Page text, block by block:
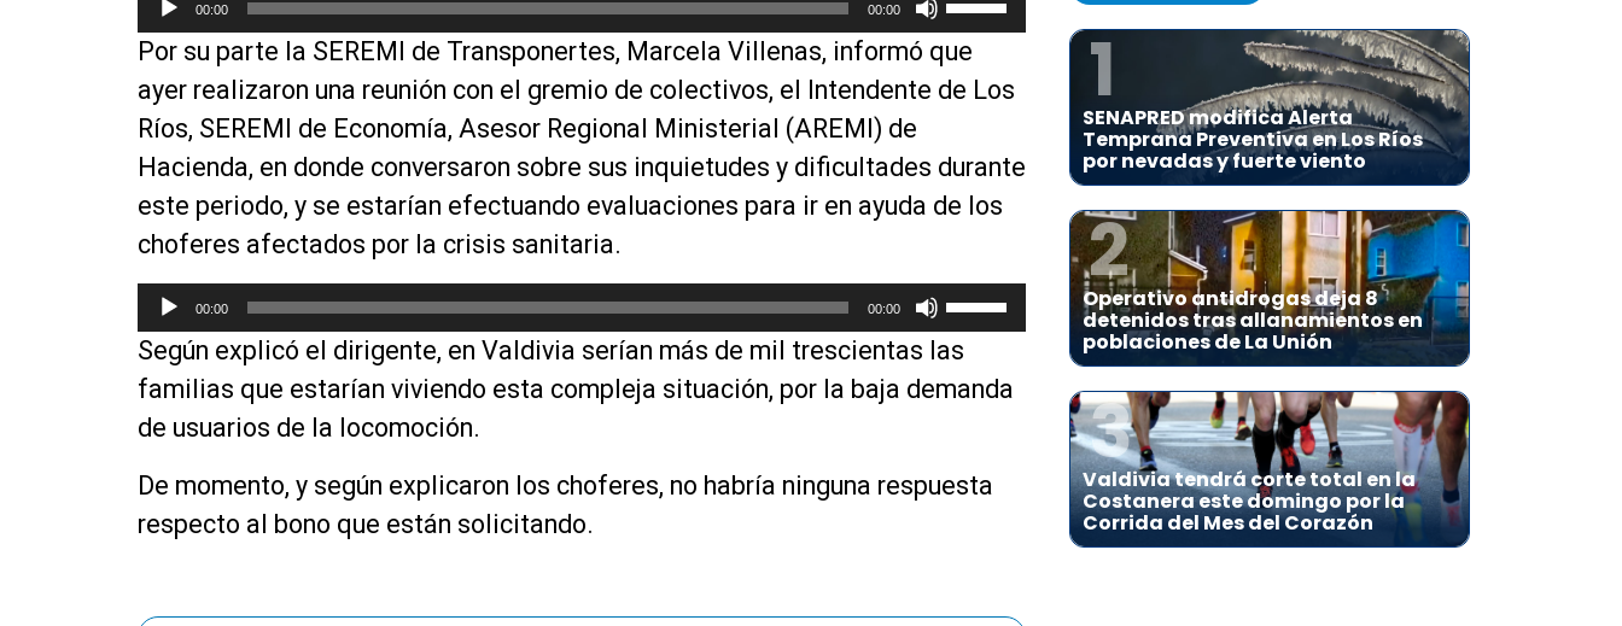
e
p
r
o
d
u
c
o
r
e
a
u
d
o
00:00 00:00
i
l
a
l
t
e
c
a
e
Por su parte la SEREMI de Transponertes, Marcela Villenas, informó que
ayer realizaron una reunión con el gremio de colectivos, el Intendente de Los
Ríos, SEREMI de Economía, Asesor Regional Ministerial (AREMI) de
Hacienda, en donde conversaron sobre sus inquietudes y dificultades durante
este periodo, y se estarían efectuando evaluaciones para ir en ayuda de los
choferes afectados por la crisis sanitaria.
e
p
r
d
u
c
t
d
00:00 00:00
i
l
l
e
Según explicó el dirigente, en Valdivia serían más de mil trescientas las
familias que estarían viviendo esta compleja situación, por la baja demanda
de usuarios de la locomoción.
De momento, y según explicaron los choferes, no habría ninguna respuesta
respecto al bono que están solicitando.
1
SENAPRED modifica Alerta
Temprana Preventiva en Los Ríos
por nevadas y fuerte viento
2
Operativo antidrogas deja 8
detenidos tras allanamientos en
poblaciones de La Unión
3
Valdivia tendrá corte total en la
Costanera este domingo por la
Corrida del Mes del Corazón